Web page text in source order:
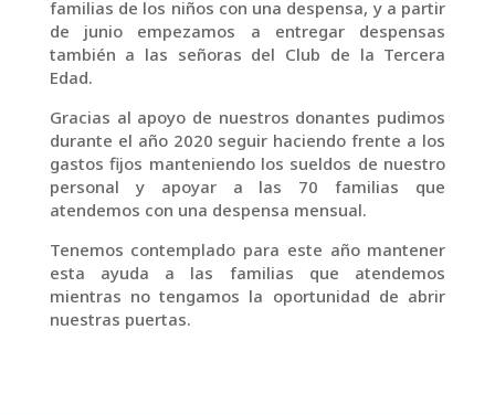
familias de los niños con una despensa, y a partir
de junio empezamos a entregar despensas
también a las señoras del Club de la Tercera
Edad.
Gracias al apoyo de nuestros donantes pudimos
durante el año 2020 seguir haciendo frente a los
gastos fijos manteniendo los sueldos de nuestro
personal y apoyar a las 70 familias que
atendemos con una despensa mensual.
Tenemos contemplado para este año mantener
esta ayuda a las familias que atendemos
mientras no tengamos la oportunidad de abrir
nuestras puertas.